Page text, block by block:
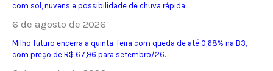
com sol, nuvens e possibilidade de chuva rápida
6 de agosto de 2026
Milho futuro encerra a quinta-feira com queda de até 0,68% na B3,
com preço de R$ 67,96 para setembro/26.